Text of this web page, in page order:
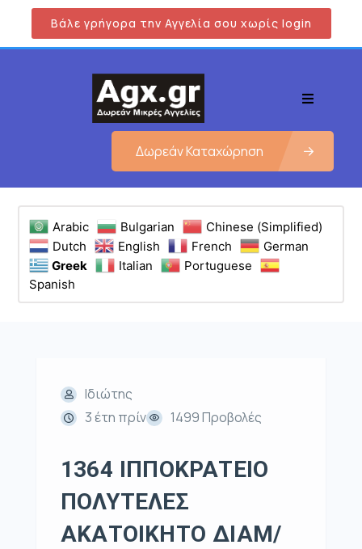
Βάλε γρήγορα την Αγγελία σου χωρίς login
Δωρεάν Καταχώρηση
Arabic Bulgarian
Chinese (Simplified)
Dutch
English French
German
Greek
Italian
Portuguese
Spanish
Ιδιώτης
3 έτη πρίν
1499 Προβολές
1364 ΙΠΠΟΚΡΑΤΕΙΟ
ΠΟΛΥΤΕΛΕΣ
ΑΚΑΤΟΙΚΗΤΟ ΔΙΑΜ/